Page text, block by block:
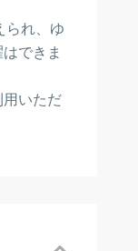
られ、ゆ
できま
用いただ